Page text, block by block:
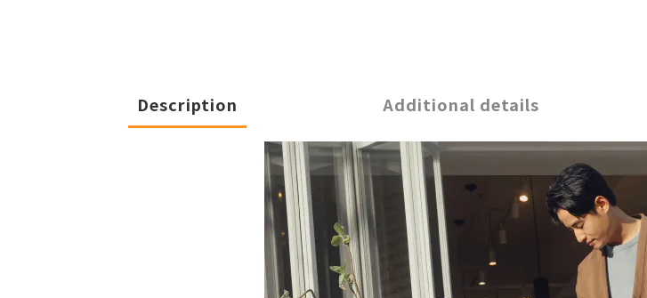
Description Additional details